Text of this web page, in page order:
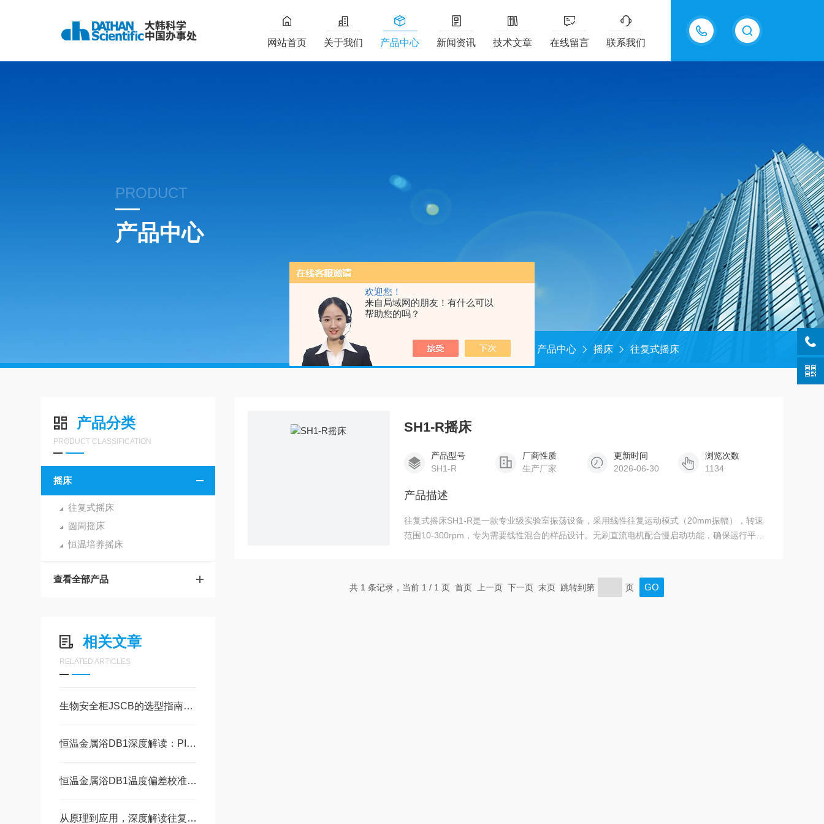
欢迎您！
来自局域网的朋友！有什么可以
帮助您的吗？
13917780082
网站首页 关于我们 产品中心 新闻资讯 技术文章 在线留言 联系我们
PRODUCT
产品中心
当前位置： 产品中心 摇床 往复式摇床
产品分类
PRODUCT CLASSIFICATION
摇床
往复式摇床
圆周摇床
恒温培养摇床
查看全部产品
相关文章
RELATED ARTICLES
生物安全柜JSCB的选型指南：按需选择防护级别
恒温金属浴DB1深度解读：PID智能控温与高精度干式加热技术原理
恒温金属浴DB1温度偏差校准与传感器故障排查的维护指南
从原理到应用，深度解读往复摇床SH1-R
SH1-R摇床
产品型号
SH1-R
厂商性质
生产厂家
更新时间
2026-06-30
浏览次数
1134
产品描述
往复式摇床SH1-R是一款专业级实验室振荡设备，采用线性往复运动模式（20mm振幅），转速
范围10-300rpm，专为需要线性混合的样品设计。无刷直流电机配合慢启动功能，确保运行平稳
共 1 条记录，当前 1 / 1 页 首页 上一页 下一页 末页 跳转到第
页